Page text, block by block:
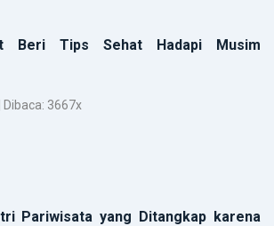
Beri Tips Sehat Hadapi Musim
3667x
Pariwisata yang Ditangkap karena